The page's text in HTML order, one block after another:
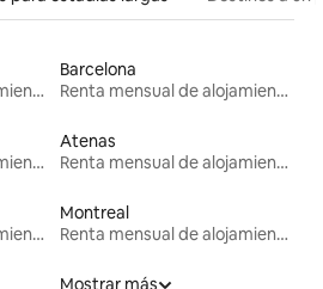
Renta mensual de alojamientos
Barcelona
Renta mensual de alojamientos
Renta mensual de alojamientos
Atenas
Renta mensual de alojamientos
Renta mensual de alojamientos
Montreal
Renta mensual de alojamientos
Mostrar más